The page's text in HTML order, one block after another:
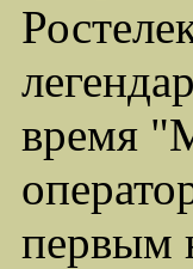
время
первым